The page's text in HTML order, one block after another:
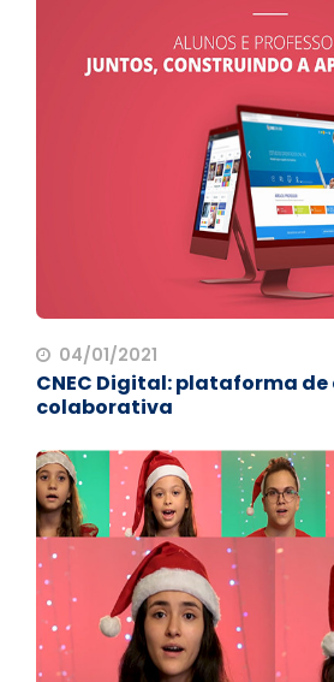
04/01/2021
CNEC Digital: plataforma
colaborativa